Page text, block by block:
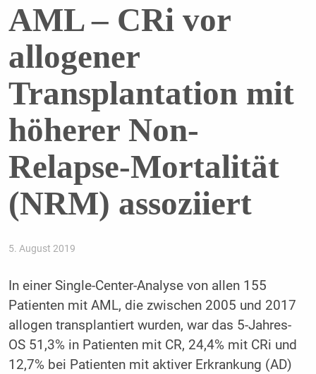
AML – CRi vor
allogener
Transplantation mit
höherer Non-
Relapse-Mortalität
(NRM) assoziiert
5. August 2019
In einer Single-Center-Analyse von allen 155
Patienten mit AML, die zwischen 2005 und 2017
allogen transplantiert wurden, war das 5-Jahres-
OS 51,3% in Patienten mit CR, 24,4% mit CRi und
12,7% bei Patienten mit aktiver Erkrankung (AD)